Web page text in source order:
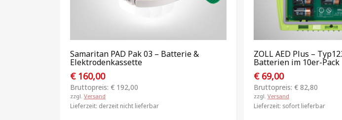
Samaritan PAD Pak 03 – Batterie &
Elektrodenkassette
€160,00
Bruttopreis: € 192,00
zzgl. Versand
Lieferzeit: derzeit nicht lieferbar
ZOLL AED Plus –
Batterien im 10er-Pack
€69,00
Bruttopreis: €82,80
zzgl. Versand
Lieferzeit: sofort lieferbar